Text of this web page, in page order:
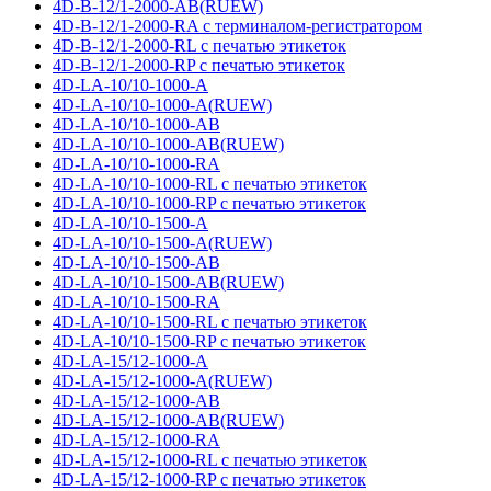
4D-B-12/1-2000-AB(RUEW)
4D-B-12/1-2000-RA с терминалом-регистратором
4D-B-12/1-2000-RL с печатью этикеток
4D-B-12/1-2000-RP с печатью этикеток
4D-LA-10/10-1000-A
4D-LA-10/10-1000-A(RUEW)
4D-LA-10/10-1000-AB
4D-LA-10/10-1000-AB(RUEW)
4D-LA-10/10-1000-RA
4D-LA-10/10-1000-RL с печатью этикеток
4D-LA-10/10-1000-RP с печатью этикеток
4D-LA-10/10-1500-A
4D-LA-10/10-1500-A(RUEW)
4D-LA-10/10-1500-AB
4D-LA-10/10-1500-AB(RUEW)
4D-LA-10/10-1500-RA
4D-LA-10/10-1500-RL с печатью этикеток
4D-LA-10/10-1500-RP с печатью этикеток
4D-LA-15/12-1000-A
4D-LA-15/12-1000-A(RUEW)
4D-LA-15/12-1000-AB
4D-LA-15/12-1000-AB(RUEW)
4D-LA-15/12-1000-RA
4D-LA-15/12-1000-RL с печатью этикеток
4D-LA-15/12-1000-RP с печатью этикеток